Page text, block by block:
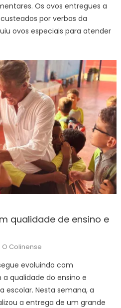
Os ovos entregues a
por verbas da
ovos especiais para atender
qualidade de ensino e
Author
O Colinense
evoluindo com
qualidade do ensino e
escolar. Nesta semana, a
a entrega de um grande